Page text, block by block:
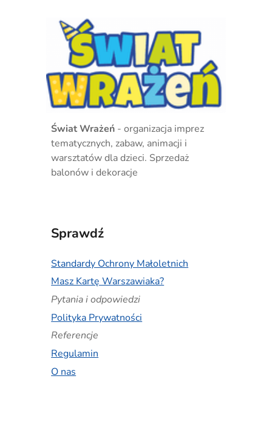
Świat Wrażeń - organizacja imprez
tematycznych, zabaw, animacji i
warsztatów dla dzieci. Sprzedaż
balonów i dekoracje
Sprawdź
Standardy Ochrony Małoletnich
Masz Kartę Warszawiaka?
Pytania i odpowiedzi
Polityka Prywatności
Referencje
Regulamin
O nas